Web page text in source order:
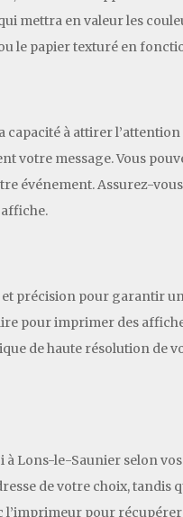
mettra en valeur les
le papier texturé en
à attirer
message. Vous
événement. Assurez-
précision pour garantir
pour imprimer des
de haute résolution de
Lons-le-Saunier selon
de votre choix, tandis
pour